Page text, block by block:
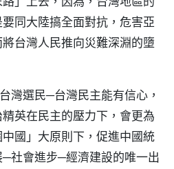
同大陸搞全面對抗，危害亞
台灣人民推向災難深淵的墮
灣選民─台灣民主能有信心，
英在民主的壓力下，會更為
國」大原則下，促進中國統
社會進步─經濟建設的唯一出